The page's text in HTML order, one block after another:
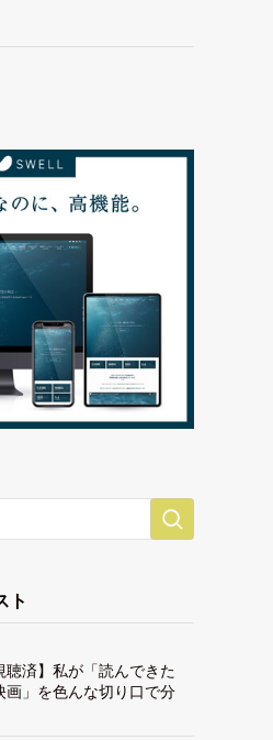
ト
聴済】私が「読んできた
画」を色んな切り口で分